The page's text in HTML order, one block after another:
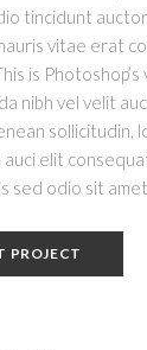
tincidunt
vitae erat
is
nibh vel velit
sollicitudin,
auci elit
sed odio sit
PROJECT